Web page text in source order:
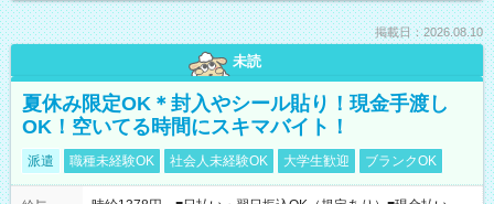
掲載日：2026.08.10
未読
夏休み限定OK＊封入やシール貼り！現金手渡し
OK！空いてる時間にスキマバイト！
派遣 職種未経験OK 社会人未経験OK 大学生歓迎 ブランクOK